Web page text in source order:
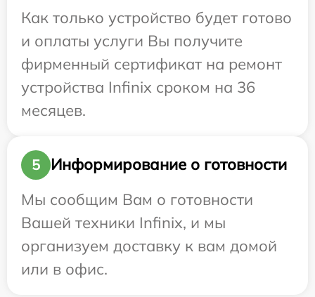
Как только устройство будет готово
и оплаты услуги Вы получите
фирменный сертификат на ремонт
устройства Infinix сроком на 36
месяцев.
5
Информирование о готовности
Мы сообщим Вам о готовности
Вашей техники Infinix, и мы
организуем доставку к вам домой
или в офис.